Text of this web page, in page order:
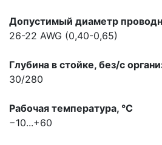
Допустимый диаметр
26-22 AWG (0,40-0,65)
Глубина в стойке, без/с
30/280
Рабочая температура, °С
−10...+60